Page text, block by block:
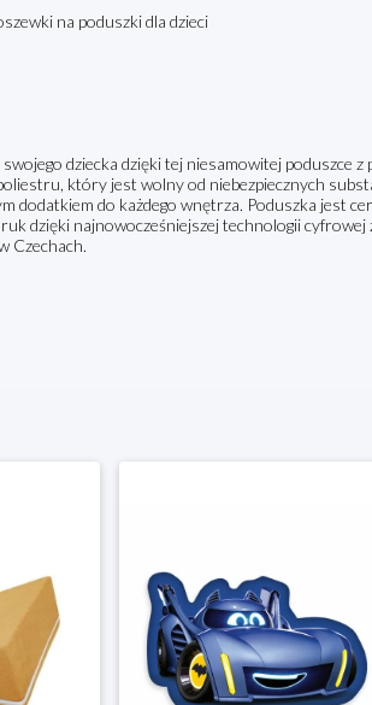
na poduszki dla dzieci
dziecka dzięki tej niesamowitej poduszce
który jest wolny od niebezpiecznych
dodatkiem do każdego wnętrza. Poduszka jest
dzięki najnowocześniejszej technologii cyfrowej
Czechach.